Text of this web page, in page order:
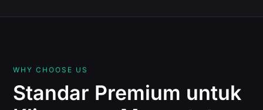
WHY CHOOSE US
Standar Premium untuk